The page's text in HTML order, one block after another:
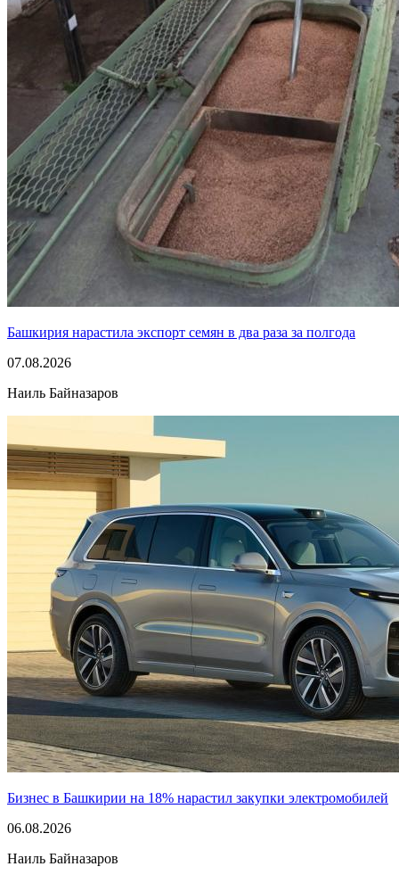
Башкирия нарастила экспорт семян в два раза за полгода
07.08.2026
Наиль Байназаров
Бизнес в Башкирии на 18% нарастил закупки электромобилей
06.08.2026
Наиль Байназаров